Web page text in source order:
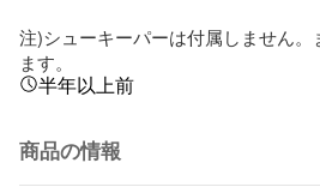
注)シューキーパーは付属しません。
ます。
半年以上前
商品の情報